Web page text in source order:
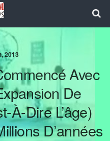
2013
Avec
De
À-Dire L’âge)
D’années